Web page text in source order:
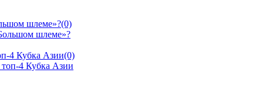
шлеме»?(0)
4 Кубка Азии(0)